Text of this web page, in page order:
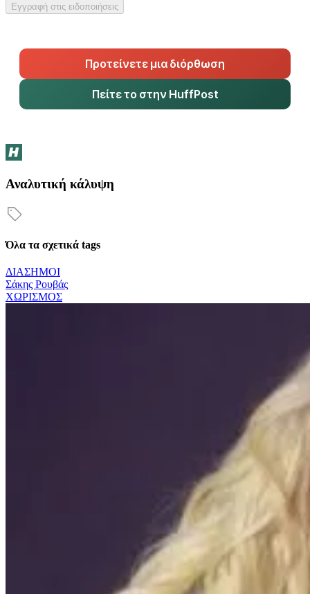
Εγγραφή στις ειδοποιήσεις
Προτείνετε μια διόρθωση
Πείτε το στην HuffPost
Αναλυτική κάλυψη
Όλα τα σχετικά tags
ΔΙΑΣΗΜΟΙ
Σάκης Ρουβάς
ΧΩΡΙΣΜΟΣ